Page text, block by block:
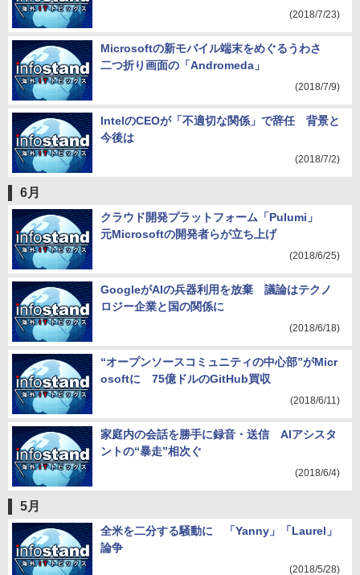
(2018/7/23)
Microsoftの新モバイル端末をめぐるうわさ
二つ折り画面の「Andromeda」
(2018/7/9)
IntelのCEOが「不適切な関係」で辞任 背景と
今後は
(2018/7/2)
6月
クラウド開発プラットフォーム「Pulumi」
元Microsoftの開発者らが立ち上げ
(2018/6/25)
GoogleがAIの兵器利用を放棄 議論はテクノ
ロジー企業と国の関係に
(2018/6/18)
“オープンソースコミュニティの中心部”がMicr
osoftに 75億ドルのGitHub買収
(2018/6/11)
家庭内の会話を勝手に録音・送信 AIアシスタ
ントの“暴走”相次ぐ
(2018/6/4)
5月
全米を二分する騒動に 「Yanny」「Laurel」
論争
(2018/5/28)